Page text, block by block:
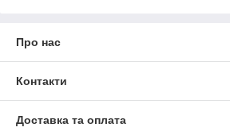
Про нас
Контакти
Доставка та оплата